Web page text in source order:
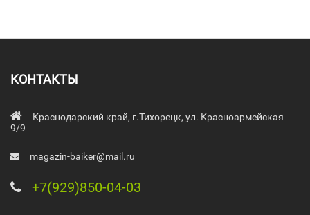
КОНТАКТЫ
Краснодарский край, г.Тихорецк, ул. Красноармейская
9/9
magazin-baiker@mail.ru
+7(929)850-04-03